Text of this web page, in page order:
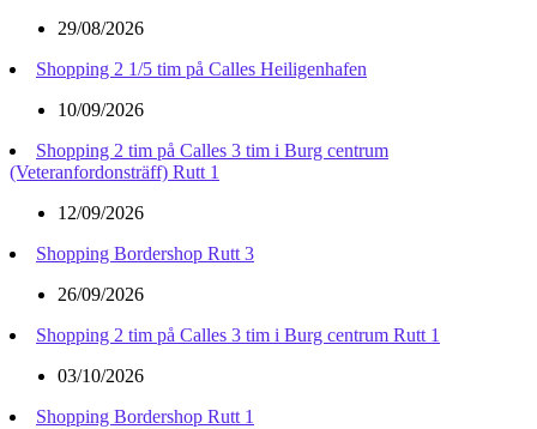
29/08/2026
Shopping 2 1/5 tim på Calles Heiligenhafen
10/09/2026
Shopping 2 tim på Calles 3 tim i Burg centrum
(Veteranfordonsträff) Rutt 1
12/09/2026
Shopping Bordershop Rutt 3
26/09/2026
Shopping 2 tim på Calles 3 tim i Burg centrum Rutt 1
03/10/2026
Shopping Bordershop Rutt 1